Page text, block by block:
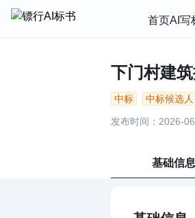
首页AI写
下门村建
中标 中标候选人
发布时间：2026-
基础信息